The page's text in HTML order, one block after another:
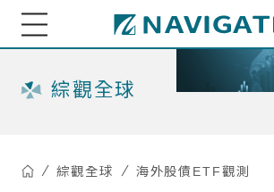
展新證券投資顧問股份有限公
關於我們
每月市場趨勢剖析
綜觀全球
綜觀全球 海外股債ETF觀測